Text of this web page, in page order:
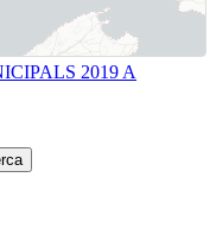
2019 A